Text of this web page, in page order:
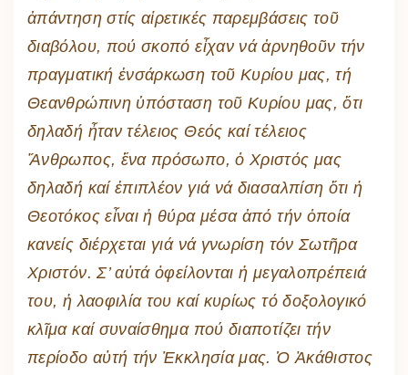
ἀπάντηση στίς αἱρετικές παρεμβάσεις τοῦ
διαβόλου, πού σκοπό εἶχαν νά ἀρνηθοῦν τήν
πραγματική ἐνσάρκωση τοῦ Κυρίου μας, τή
Θεανθρώπινη ὑπόσταση τοῦ Κυρίου μας, ὅτι
δηλαδή ἦταν τέλειος Θεός καί τέλειος
Ἄνθρωπος, ἕνα πρόσωπο, ὁ Χριστός μας
δηλαδή καί ἐπιπλέον γιά νά διασαλπίση ὅτι ἡ
Θεοτόκος εἶναι ἡ θύρα μέσα ἀπό τήν ὁποία
κανείς διέρχεται γιά νά γνωρίση τόν Σωτῆρα
Χριστόν. Σ’ αὐτά ὀφείλονται ἡ μεγαλοπρέπειά
του, ἡ λαοφιλία του καί κυρίως τό δοξολογικό
κλῖμα καί συναίσθημα πού διαποτίζει τήν
περίοδο αὐτή τήν Ἐκκλησία μας. Ὁ Ἀκάθιστος